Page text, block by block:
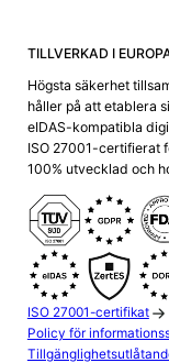
TILLVERKAD I
Högsta säkerhet
håller på att etablera
eIDAS-kompatibla
ISO 27001-certifierat
100% utvecklad och
ISO 27001-certifikat
Policy för